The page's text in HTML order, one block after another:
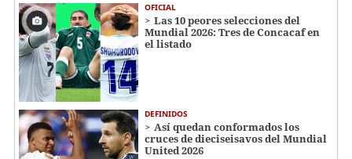
OFICIAL
Las 10 peores selecciones del
Mundial 2026: Tres de Concacaf en
el listado
DEFINIDOS
Así quedan conformados los
cruces de dieciseisavos del Mundial
United 2026